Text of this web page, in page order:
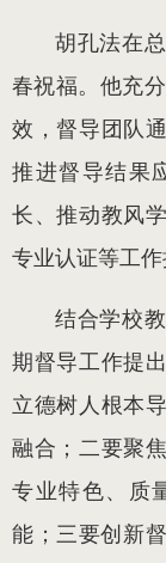
胡孔法在
春祝福。他充
效，督导团队
推进督导结果
长、推动教风
专业认证等工作
结合学校
期督导工作提
立德树人根本
融合；二要聚
专业特色、质
能；三要创新